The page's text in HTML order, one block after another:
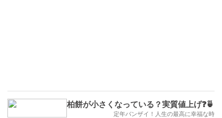
柏餅が小さくなっている？実質値上げ❓🍵
定年バンザイ！人生の最高に幸福な時